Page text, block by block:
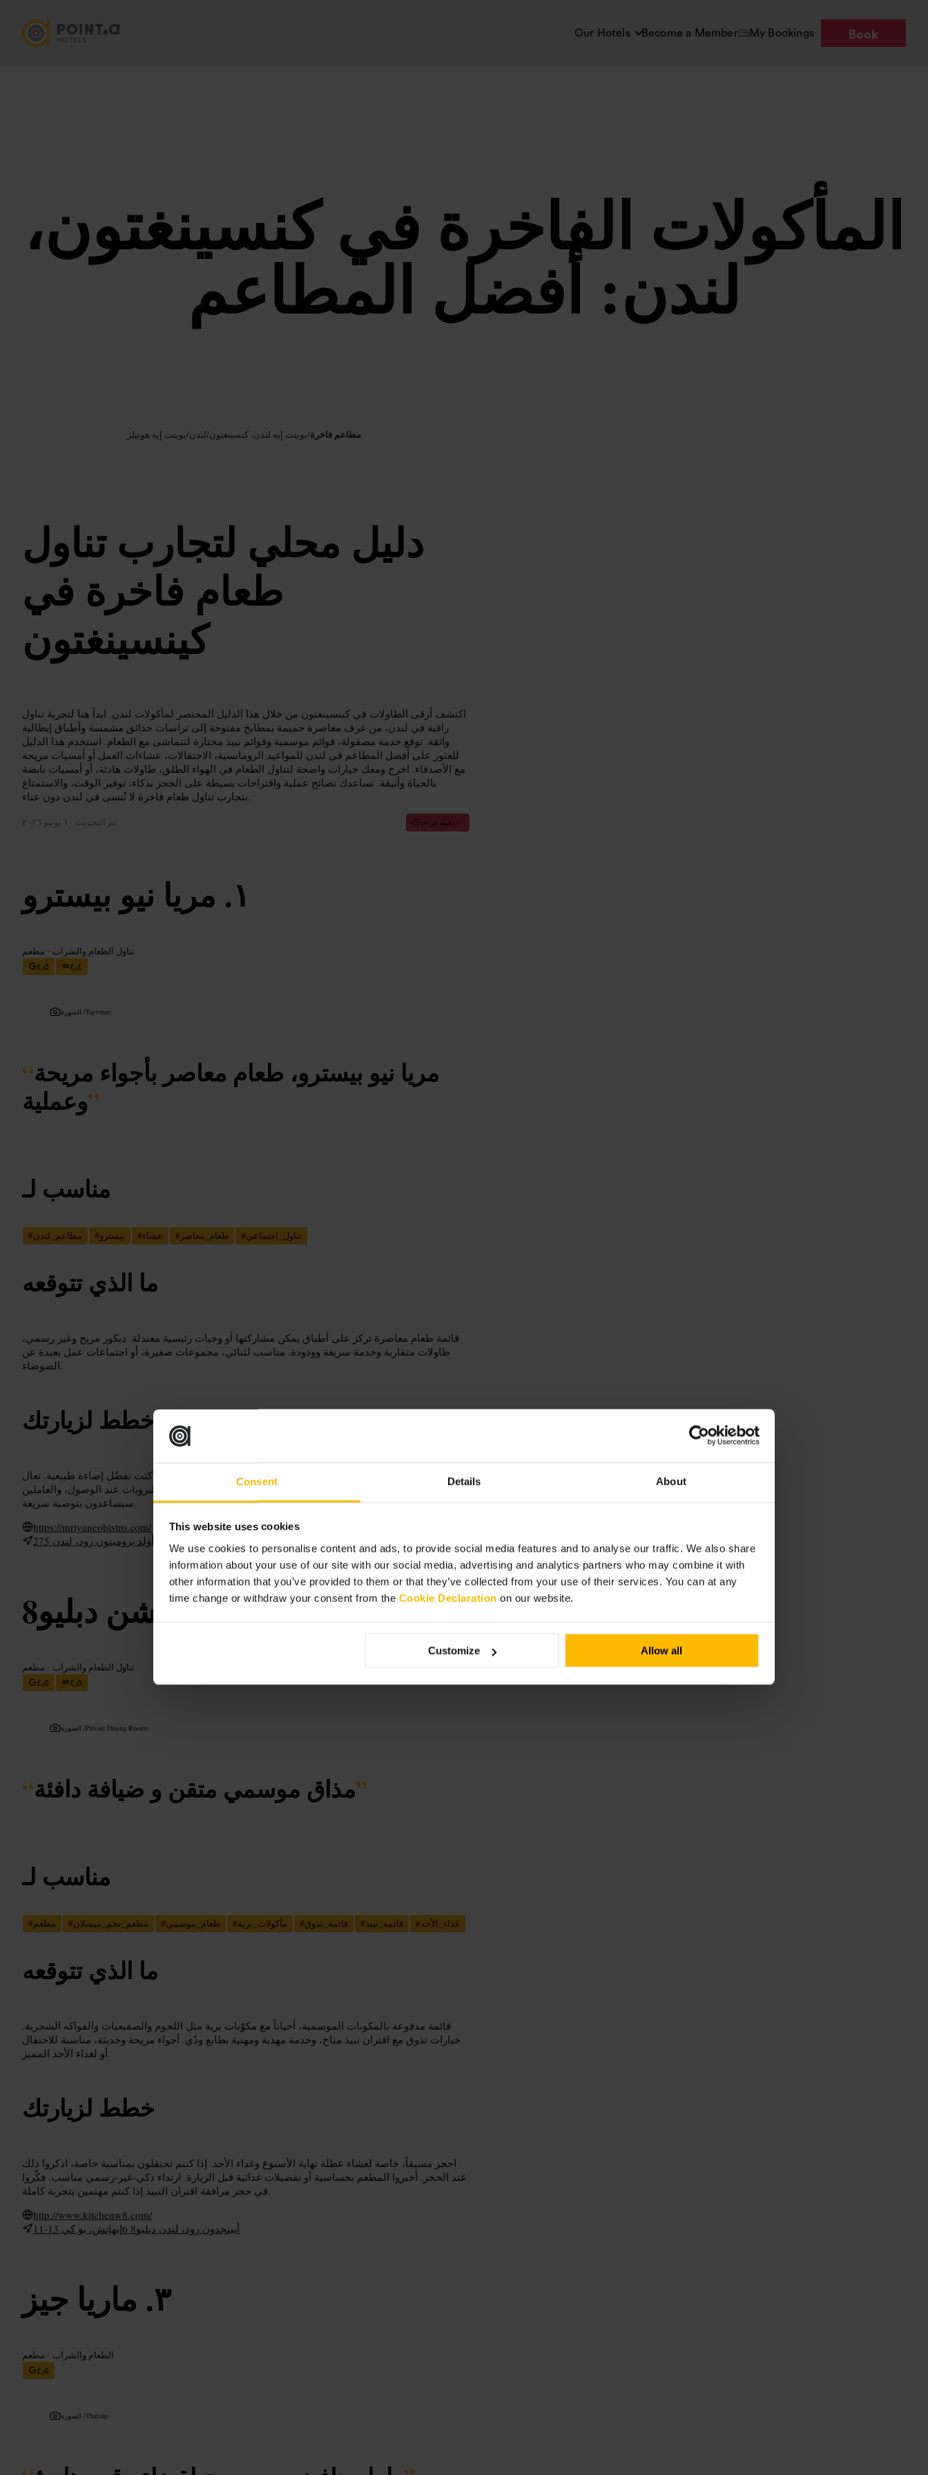
Consent Details About
This website uses cookies
We use cookies to personalise content and ads, to provide social media features and to analyse our traffic. We also share
information about your use of our site with our social media, advertising and analytics partners who may combine it with
other information that you’ve provided to them or that they’ve collected from your use of their services. You can at any
time change or withdraw your consent from the Cookie Declaration on our website.
Customize Allow all
Our Hotels Become a Member My Bookings Book
المأكولات الفاخرة في كنسينغتون،
لندن: أفضل المطاعم
بوينت إيه هوتيلز/لندن/بوينت إيه لندن، كنسينغتون/مطاعم فاخرة
دليل محلي لتجارب تناول
طعام فاخرة في
كينسينغتون
اكتشف أرقى الطاولات في كينسينغتون من خلال هذا الدليل المختصر لمأكولات لندن. ابدأ هنا لتجربة تناول
راقية في لندن، من غرف معاصرة حميمة بمطابخ مفتوحة إلى تراسات حدائق مشمسة وأطباق إيطالية
واثقة. توقع خدمة مصقولة، قوائم موسمية وقوائم نبيذ مختارة لتتماشى مع الطعام. استخدم هذا الدليل
للعثور على أفضل المطاعم في لندن للمواعيد الرومانسية، الاحتفالات، عشاءات العمل أو أمسيات مريحة
مع الأصدقاء. اخرج ومعك خيارات واضحة لتناول الطعام في الهواء الطلق، طاولات هادئة، أو أمسيات نابضة
بالحياة وأنيقة. تساعدك نصائح عملية واقتراحات بسيطة على الحجز بذكاء، توفير الوقت، والاستمتاع
بتجارب تناول طعام فاخرة لا تُنسى في لندن دون عناء.
تم التحديث ١٠ يونيو ٢٠٢٦ ١٠ دقيقة قراءة
مريا نيو بيسترو
تناول الطعام والشراب • مطعم
٤٫٥
٤٫٤
الصورة /Tagvenue
“مريا نيو بيسترو، طعام معاصر بأجواء مريحة
وعملية”
مناسب لـ
#مطاعم_لندن #بيسترو #عشاء # طعام_معاصر #تناول_اجتماعي
ما الذي تتوقعه
قائمة طعام معاصرة تركز على أطباق يمكن مشاركتها أو وجبات رئيسية معتدلة. ديكور مريح وغير رسمي،
طاولات متقاربة وخدمة سريعة وودودة. مناسب لثنائي، مجموعات صغيرة، أو اجتماعات عمل بعيدة عن
الضوضاء.
خطط لزيارتك
حجز طاولة مفيد للمساءات المزدحمة، اطلب طاولة قريبة من النوافذ إن كنت تفضّل إضاءة طبيعية. تعال
مع مجموعة صغيرة أو في موعد عمل غير رسمي. افحص خيارات المشروبات عند الوصول، والعاملين
سيساعدون بتوصية سريعة.
https://mriyaneobistro.com/
كيتشن دبليو8
تناول الطعام والشراب • مطعم
٤٫٥
٤٫٥
الصورة /Private Dining Rooms
“مذاق موسمي متقن و ضيافة دافئة”
مناسب لـ
#مطعم #مطعم_نجم_ميشلان #طعام_موسمي #مأكولات_برية #قائمة_تذوق #قائمة_نبيذ #غداء_الأحد
ما الذي تتوقعه
قائمة مدفوعة بالمكونات الموسمية، أحياناً مع مكوّنات برية مثل اللحوم والصقيعيات والفواكه الشجرية.
خيارات تذوق مع اقتران نبيذ متاح، وخدمة مهذبة ومهنية بطابع ودّي. أجواء مريحة وحديثة، مناسبة للاحتفال
أو لغداء الأحد المميز.
خطط لزيارتك
احجز مسبقاً، خاصة لعشاء عطلة نهاية الأسبوع وغداء الأحد. إذا كنتم تحتفلون بمناسبة خاصة، اذكروا ذلك
عند الحجز. أخبروا المطعم بحساسية أو تفضيلات غذائية قبل الزيارة. ارتداء ذكي‑غير‑رسمي مناسب. فكّروا
في حجز مرافقة اقتران النبيذ إذا كنتم مهتمين بتجربة كاملة.
http://www.kitchenw8.com/
11-13 أبينجدون رود، لندن دبليو8 6إيهإتش، يو كي
ماريا جيز
الطعام والشراب • مطعم
٤٫٥
الصورة /Thatsup